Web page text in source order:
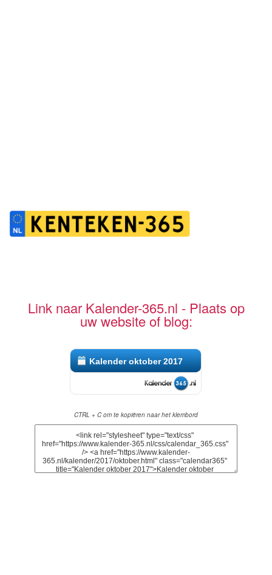
Link naar Kalender-365.nl - Plaats op
uw website of blog:
Kalender oktober 2017
CTRL + C om te kopiëren naar het klembord